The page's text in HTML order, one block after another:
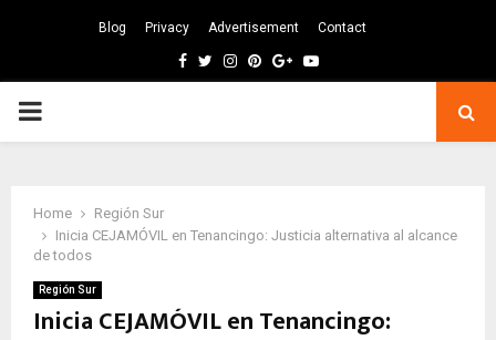
Blog Privacy Advertisement Contact
Facebook
TwitterInstagram
Pinterest
GoogleYoutube
PRIMARY
Home
Región Sur
Inicia CEJAMÓVIL en Tenancingo: Justicia alternativa al alcance
de todos
Región Sur
Inicia CEJAMÓVIL en Tenancingo: